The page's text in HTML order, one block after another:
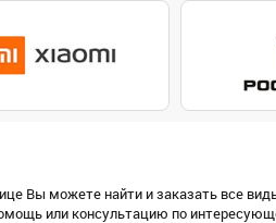
Вы можете найти и заказать все
или консультацию по